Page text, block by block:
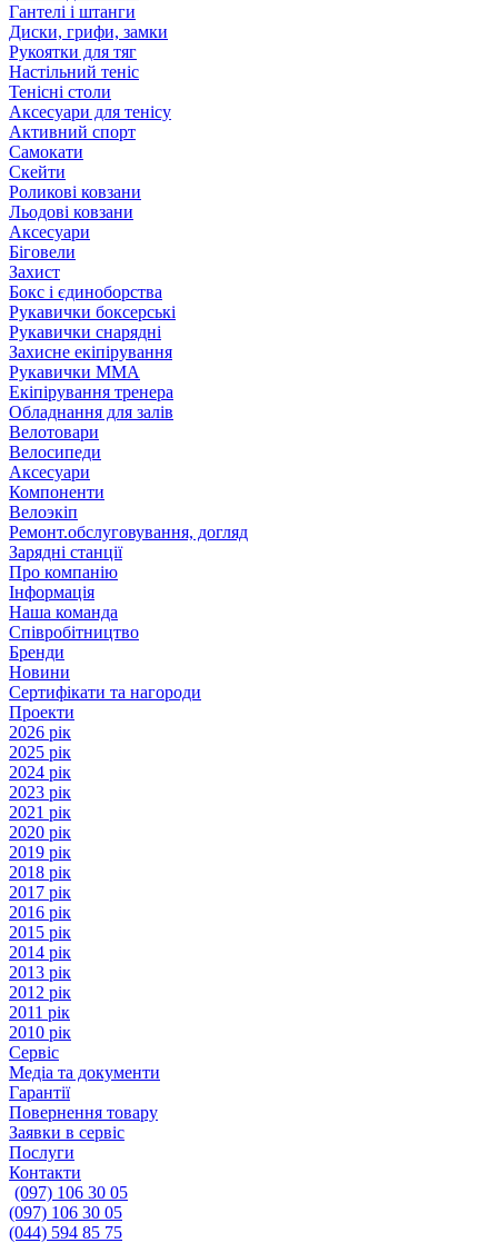
Гантелі і штанги
Диски, грифи, замки
Рукоятки для тяг
Настільний теніс
Тенісні столи
Аксесуари для тенісу
Активний спорт
Самокати
Скейти
Роликові ковзани
Льодові ковзани
Аксесуари
Біговели
Захист
Бокс і єдиноборства
Рукавички боксерські
Рукавички снарядні
Захисне екіпірування
Рукавички ММА
Екіпірування тренера
Обладнання для залів
Велотовари
Велосипеди
Аксесуари
Компоненти
Велоэкіп
Ремонт.обслуговування, догляд
Зарядні станції
Про компанію
Інформація
Наша команда
Співробітництво
Бренди
Новини
Сертифікати та нагороди
Проекти
2026 рік
2025 рік
2024 рік
2023 рік
2021 рік
2020 рік
2019 рік
2018 рік
2017 рік
2016 рік
2015 рік
2014 рік
2013 рік
2012 рік
2011 рік
2010 рік
Сервіс
Медіа та документи
Гарантії
Повернення товару
Заявки в сервіс
Послуги
Контакти
(097) 106 30 05
(097) 106 30 05
(044) 594 85 75